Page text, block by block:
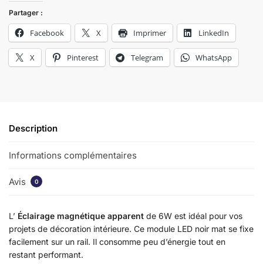
Partager :
Facebook X Imprimer LinkedIn
X Pinterest Telegram WhatsApp
Description
Informations complémentaires
Avis 0
L’ Éclairage magnétique apparent de 6W est idéal pour vos
projets de décoration intérieure. Ce module LED noir mat se fixe
facilement sur un rail. Il consomme peu d’énergie tout en
restant performant.